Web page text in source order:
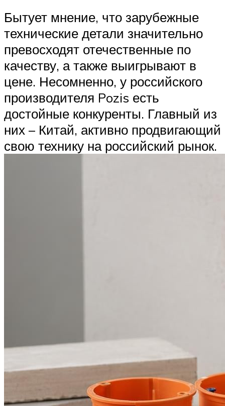
Бытует мнение, что зарубежные
технические детали значительно
превосходят отечественные по
качеству, а также выигрывают в
цене. Несомненно, у российского
производителя Pozis есть
достойные конкуренты. Главный из
них – Китай, активно продвигающий
свою технику на российский рынок.